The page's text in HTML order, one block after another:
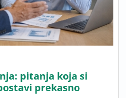
pitanja koja si
prekasno